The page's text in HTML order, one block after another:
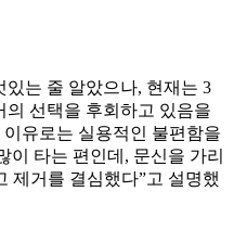
있는 줄 알았으나, 현재는 3
의 선택을 후회하고 있음을
유로는 실용적인 불편함을
이 타는 편인데, 문신을 가리
제거를 결심했다”고 설명했